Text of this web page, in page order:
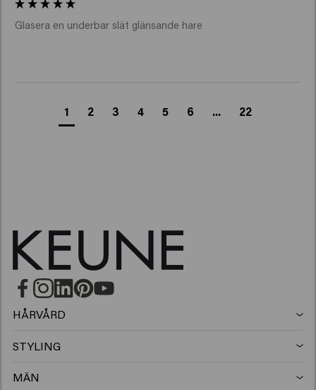
Glasera en underbar slät glänsande hare
1 2 3 4 5 6 ... 22
HÅRVÅRD
Silverschampo
STYLING
MÄN